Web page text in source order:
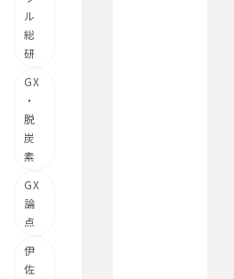
ル
総
研
GX
・
脱
炭
素
GX
論
点
伊
佐